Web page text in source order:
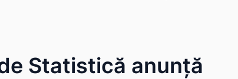
Statistică anunță